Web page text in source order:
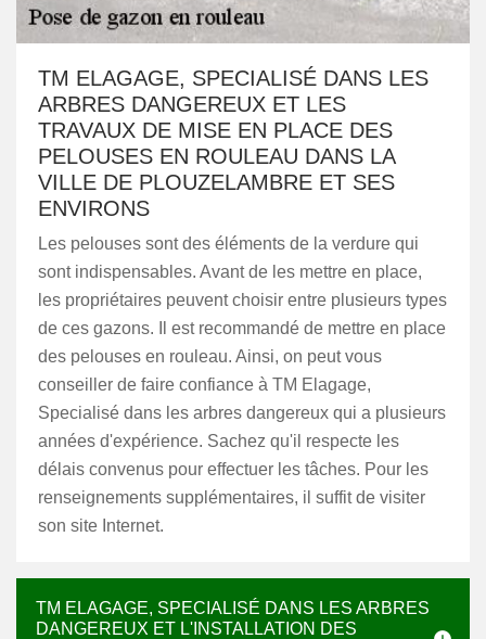
TM ELAGAGE, SPECIALISÉ DANS LES
ARBRES DANGEREUX ET LES
TRAVAUX DE MISE EN PLACE DES
PELOUSES EN ROULEAU DANS LA
VILLE DE PLOUZELAMBRE ET SES
ENVIRONS
Les pelouses sont des éléments de la verdure qui
sont indispensables. Avant de les mettre en place,
les propriétaires peuvent choisir entre plusieurs types
de ces gazons. Il est recommandé de mettre en place
des pelouses en rouleau. Ainsi, on peut vous
conseiller de faire confiance à TM Elagage,
Specialisé dans les arbres dangereux qui a plusieurs
années d'expérience. Sachez qu'il respecte les
délais convenus pour effectuer les tâches. Pour les
renseignements supplémentaires, il suffit de visiter
son site Internet.
TM ELAGAGE, SPECIALISÉ DANS LES ARBRES
DANGEREUX ET L'INSTALLATION DES